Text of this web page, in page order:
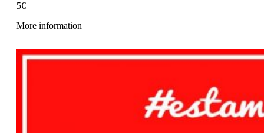
5€
More information